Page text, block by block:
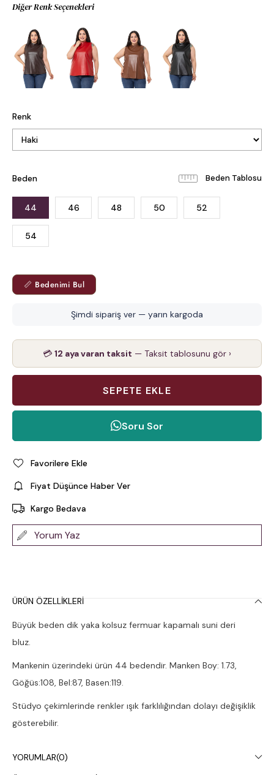
Diğer Renk Seçenekleri
Renk
Beden Beden Tablosu
44 46 48 50 52
54
📏 Bedenimi Bul
Şimdi sipariş ver — yarın kargoda
💳 12 aya varan taksit — Taksit tablosunu gör ›
Soru Sor
Favorilere Ekle
Fiyat Düşünce Haber Ver
Kargo Bedava
Yorum Yaz
ÜRÜN ÖZELLIKLERI
Büyük beden dik yaka kolsuz fermuar kapamalı suni deri
bluz.
Mankenin üzerindeki ürün 44 bedendir. Manken Boy: 1.73,
Göğüs:108, Bel:87, Basen:119.
Stüdyo çekimlerinde renkler ışık farklılığından dolayı değişiklik
gösterebilir.
YORUMLAR(0)